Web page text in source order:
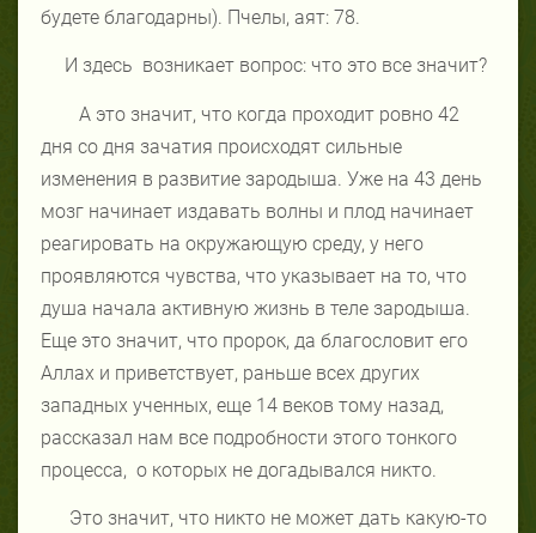
будете благодарны). Пчелы, аят: 78.
И здесь возникает вопрос: что это все значит?
А это значит, что когда проходит ровно 42
дня со дня зачатия происходят сильные
изменения в развитие зародыша. Уже на 43 день
мозг начинает издавать волны и плод начинает
реагировать на окружающую среду, у него
проявляются чувства, что указывает на то, что
душа начала активную жизнь в теле зародыша.
Еще это значит, что пророк, да благословит его
Аллах и приветствует, раньше всех других
западных ученных, еще 14 веков тому назад,
рассказал нам все подробности этого тонкого
процесса, о которых не догадывался никто.
Это значит, что никто не может дать какую-то